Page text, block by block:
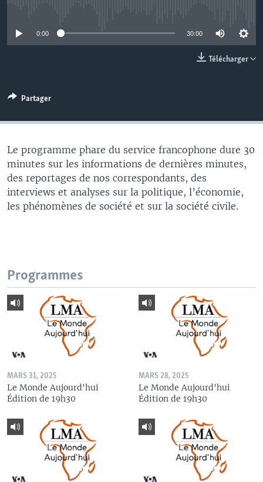
0:00 30:00
Télécharger
Partager
Le programme phare du service francophone dure 30
minutes sur les informations de dernières minutes,
des reportages de nos correspondants, des
interviews et analyses sur la politique, l’économie,
les phénomènes de société et sur la société civile.
Programmes
MARS 31, 2025
Le Monde Aujourd'hui
Édition de 19h30
MARS 28, 2025
Le Monde Aujourd'hui
Édition de 19h30